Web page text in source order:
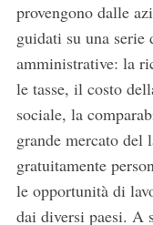
provengono dalle
guidati su una
amministrative: la
le tasse, il costo
sociale, la
grande mercato del
gratuitamente
le opportunità di
dai diversi paesi. A